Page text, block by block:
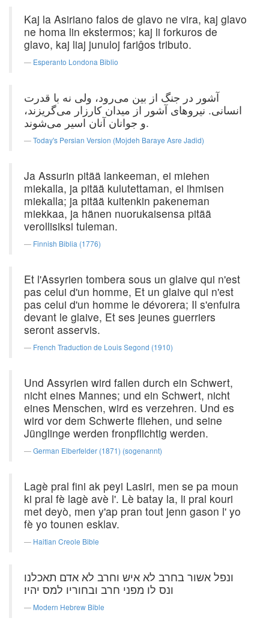
Kaj la Asiriano falos de glavo ne vira, kaj glavo
ne homa lin ekstermos; kaj li forkuros de
glavo, kaj liaj junuloj fariĝos tributo.
Esperanto Londona Biblio
آشور در جنگ از بین می‌رود، ولی نه با قدرت
انسانی. نیروهای آشور از میدان کارزار می‌گریزند،
و جوانان آنان اسیر می‌شوند.
Today's Persian Version (Mojdeh Baraye Asre Jadid)
Ja Assurin pitää lankeeman, ei miehen
miekalla, ja pitää kulutettaman, ei ihmisen
miekalla; ja pitää kuitenkin pakeneman
miekkaa, ja hänen nuorukaisensa pitää
verollisiksi tuleman.
Finnish Biblia (1776)
Et l'Assyrien tombera sous un glaive qui n'est
pas celui d'un homme, Et un glaive qui n'est
pas celui d'un homme le dévorera; Il s'enfuira
devant le glaive, Et ses jeunes guerriers
seront asservis.
French Traduction de Louis Segond (1910)
Und Assyrien wird fallen durch ein Schwert,
nicht eines Mannes; und ein Schwert, nicht
eines Menschen, wird es verzehren. Und es
wird vor dem Schwerte fliehen, und seine
Jünglinge werden fronpflichtig werden.
German Elberfelder (1871) (sogenannt)
Lagè pral fini ak peyi Lasiri, men se pa moun
ki pral fè lagè avè l'. Lè batay la, li pral kouri
met deyò, men y'ap pran tout jenn gason l' yo
fè yo tounen esklav.
Haitian Creole Bible
ונפל אשור בחרב לא איש וחרב לא אדם תאכלנו
ונס לו מפני חרב ובחוריו למס יהיו׃
Modern Hebrew Bible